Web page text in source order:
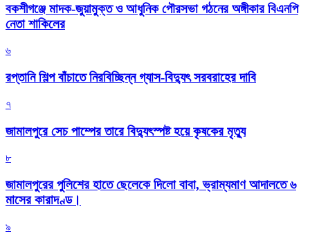
বকশীগঞ্জে মাদক-জুয়ামুক্ত ও আধুনিক পৌরসভা গঠনের অঙ্গীকার বিএনপি
নেতা শাকিলের
৬
রপ্তানি শিল্প বাঁচাতে নিরবিচ্ছিন্ন গ্যাস-বিদ্যুৎ সরবরাহের দাবি
৭
জামালপুরে সেচ পাম্পের তারে বিদ্যুৎস্পষ্ট হয়ে কৃষকের মৃত্যু
৮
জামালপুরের পুলিশের হাতে ছেলেকে দিলো বাবা, ভ্রাম্যমাণ আদালতে ৬
মাসের কারাদণ্ড।
৯